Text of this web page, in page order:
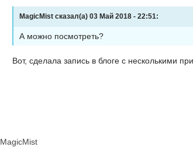
MagicMist сказал(а) 03 Май 2018 - 22:51:
А можно посмотреть?
Вот, сделала запись в блоге с несколькими
MagicMist